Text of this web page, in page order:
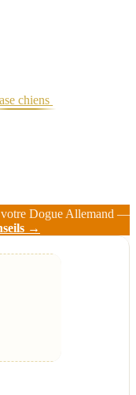
chiens
votre Dogue Allemand —
→